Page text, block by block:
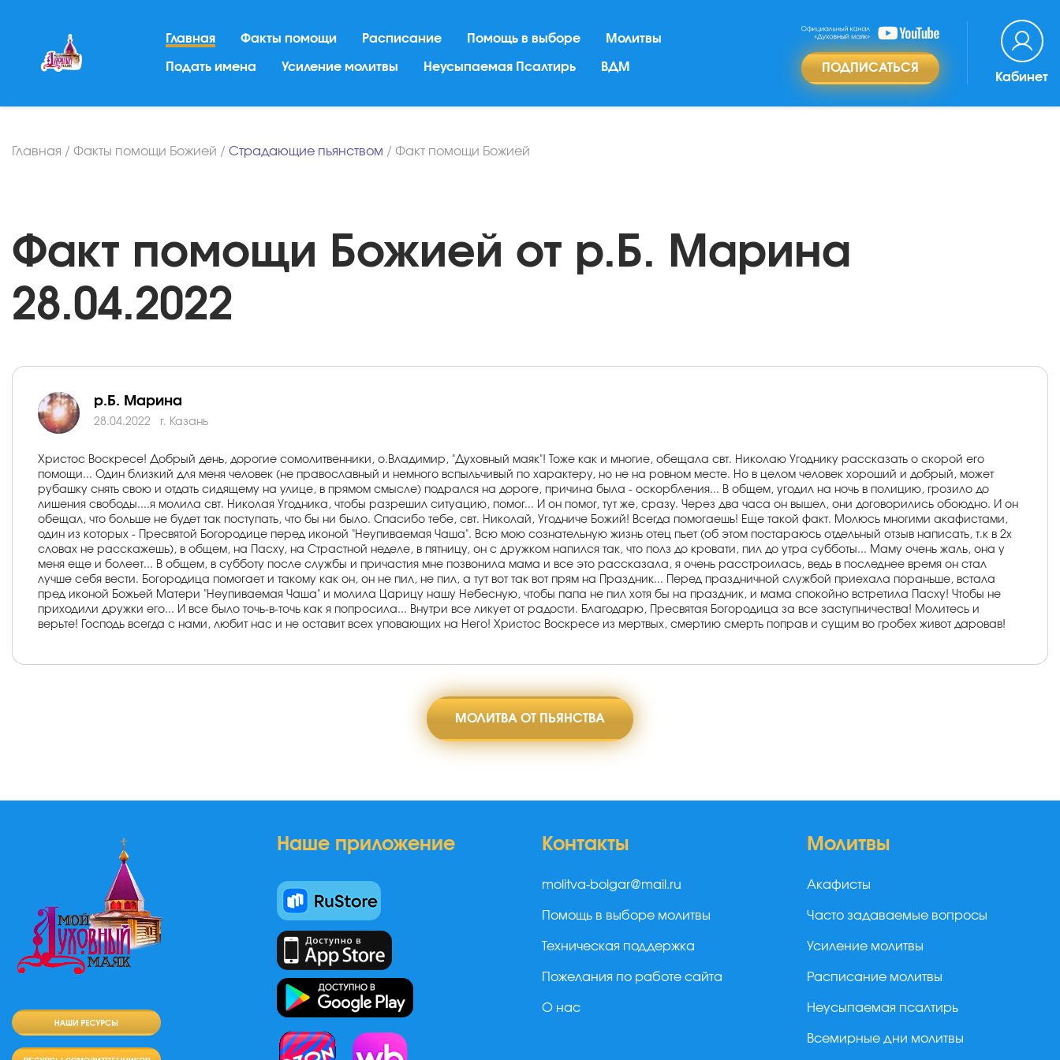
Главная Факты помощи Расписание Помощь в выборе Молитвы
Подать имена Усиление молитвы Неусыпаемая Псалтирь ВДМ ПОДПИСАТЬСЯ
Кабинет
Главная / Факты помощи Божией / Страдающие пьянством / Факт помощи Божией
Факт помощи Божией от р.Б. Марина
28.04.2022
р.Б. Марина
28.04.2022 г. Казань
Христос Воскресе! Добрый день, дорогие сомолитвенники, о.Владимир, "Духовный маяк"! Тоже как и многие, обещала свт. Николаю Угоднику рассказать о скорой его
помощи... Один близкий для меня человек (не православный и немного вспыльчивый по характеру, но не на ровном месте. Но в целом человек хороший и добрый, может
рубашку снять свою и отдать сидящему на улице, в прямом смысле) подрался на дороге, причина была - оскорбления... В общем, угодил на ночь в полицию, грозило до
лишения свободы....я молила свт. Николая Угодника, чтобы разрешил ситуацию, помог... И он помог, тут же, сразу. Через два часа он вышел, они договорились обоюдно. И он
обещал, что больше не будет так поступать, что бы ни было. Спасибо тебе, свт. Николай, Угодниче Божий! Всегда помогаешь! Еще такой факт. Молюсь многими акафистами,
один из которых - Пресвятой Богородице перед иконой "Неупиваемая Чаша". Всю мою сознательную жизнь отец пьет (об этом постараюсь отдельный отзыв написать, т.к в 2х
словах не расскажешь), в общем, на Пасху, на Страстной неделе, в пятницу, он с дружком напился так, что полз до кровати, пил до утра субботы... Маму очень жаль, она у
меня еще и болеет... В общем, в субботу после службы и причастия мне позвонила мама и все это рассказала, я очень расстроилась, ведь в последнее время он стал
лучше себя вести. Богородица помогает и такому как он, он не пил, не пил, а тут вот так вот прям на Праздник... Перед праздничной службой приехала пораньше, встала
пред иконой Божьей Матери "Неупиваемая Чаша" и молила Царицу нашу Небесную, чтобы папа не пил хотя бы на праздник, и мама спокойно встретила Пасху! Чтобы не
приходили дружки его... И все было точь-в-точь как я попросила... Внутри все ликует от радости. Благодарю, Пресвятая Богородица за все заступничества! Молитесь и
верьте! Господь всегда с нами, любит нас и не оставит всех уповающих на Него! Христос Воскресе из мертвых, смертию смерть поправ и сущим во гробех живот даровав!
МОЛИТВА ОТ ПЬЯНСТВА
Наше приложение Контакты
molitva-bolgar@mail.ru
Помощь в выборе молитвы
Техническая поддержка
Пожелания по работе сайта
О нас
Молитвы
Акафисты
Часто задаваемые вопросы
Усиление молитвы
Расписание молитвы
Неусыпаемая псалтирь
Всемирные дни молитвы